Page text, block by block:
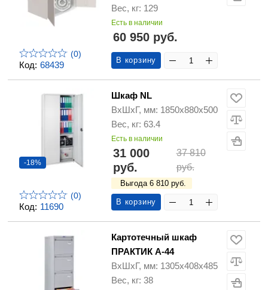
Код: 68439
(0)
Вес, кг: 129
Есть в наличии
60 950 руб.
В корзину
Код: 11690
-18%
(0)
Шкаф NL
ВхШхГ, мм: 1850х880х500
Вес, кг: 63.4
Есть в наличии
31 000
руб.
37 810
руб.
Выгода 6 810 руб.
В корзину
Картотечный шкаф
ПРАКТИК А-44
ВхШхГ, мм: 1305х408х485
Вес, кг: 38